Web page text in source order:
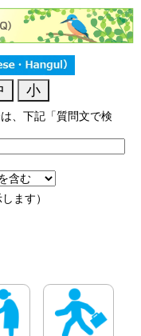
、下記「質問文で検
ます）